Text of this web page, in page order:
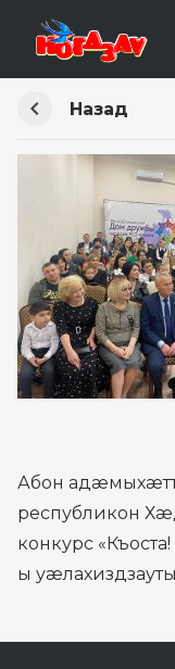
Назад
Абон
республикон
конкурс
ы